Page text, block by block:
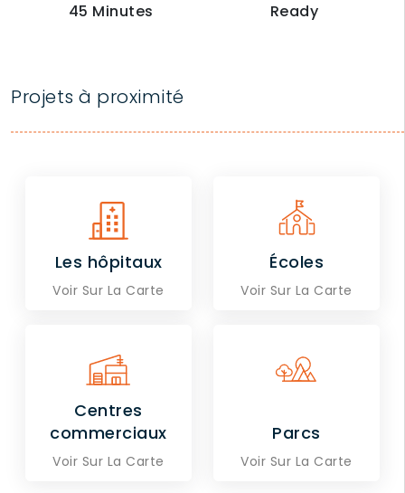
45 Minutes Ready
Projets à proximité
Les hôpitaux
Voir Sur La Carte
Écoles
Voir Sur La Carte
Centres
commerciaux
Voir Sur La Carte
Parcs
Voir Sur La Carte